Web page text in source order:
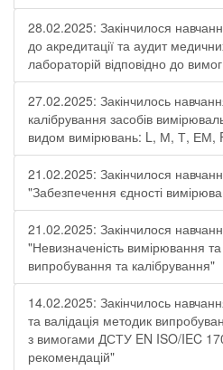
28.02.2025: Закінчилося
до акредитації та аудит
лабораторій відповідно до
27.02.2025: Закінчилось
калібрування засобів
видом вимірювань: L, М, Т, ЕМ,
21.02.2025: Закінчилося
"Забезпечення єдності
21.02.2025: Закінчилося
"Невизначеність вимірювання
випробування та калібрування"
14.02.2025: Закінчилось
та валідація методик
з вимогами ДСТУ EN ISO/IEC
рекомендацій"